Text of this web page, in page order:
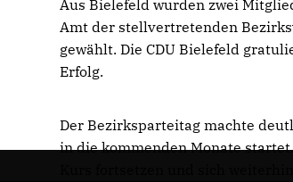
Aus Bielefeld wurden zwei
Amt der stellvertretenden
gewählt. Die CDU Bielefeld
Erfolg.
Der Bezirksparteitag machte
in die kommenden Monate